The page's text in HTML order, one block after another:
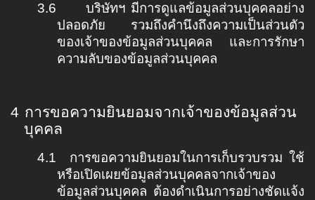
3.6
บริษัทฯ มีการดูแลข้อมูลส่วนบุคคลอย่าง
ปลอดภัย รวมถึงคำนึงถึงความเป็นส่วนตัว
ของเจ้าของข้อมูลส่วนบุคคล และการรักษา
ความลับของข้อมูลส่วนบุคคล
4 การขอความยินยอมจากเจ้าของข้อมูลส่วน
บุคคล
4.1
การขอความยินยอมในการเก็บรวบรวม ใช้
หรือเปิดเผยข้อมูลส่วนบุคคลจากเจ้าของ
ข้อมูลส่วนบุคคล ต้องดำเนินการอย่างชัดแจ้ง